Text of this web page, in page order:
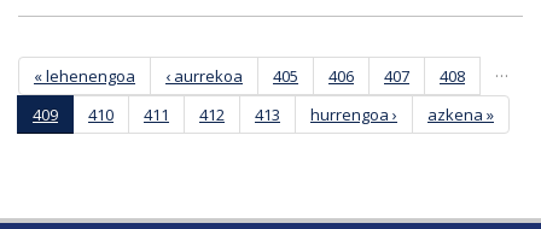
Orriak
« lehenengoa ‹ aurrekoa …
405 406 407
408
409
410 411 412 413 hurrengoa › azkena »